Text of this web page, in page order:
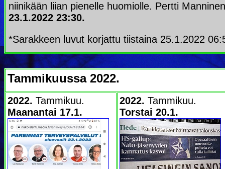
niinikään liian pienelle huomiolle. Pertti
23.1.2022 23:30.
*Sarakkeen luvut korjattu tiistaina 25.1.2022
Tammikuussa 2022.
2022. Tammikuu.
Maanantai 17.1.
2022. Tammikuu.
Torstai 20.1.